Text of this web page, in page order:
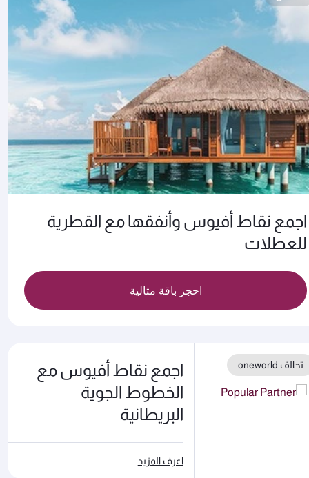
اجمع نقاط أفيوس وأنفقها مع القطرية
للعطلات
احجز باقة مثالية
تحالف oneworld
اجمع نقاط أفيوس مع
الخطوط الجوية
البريطانية
اعرف المزيد